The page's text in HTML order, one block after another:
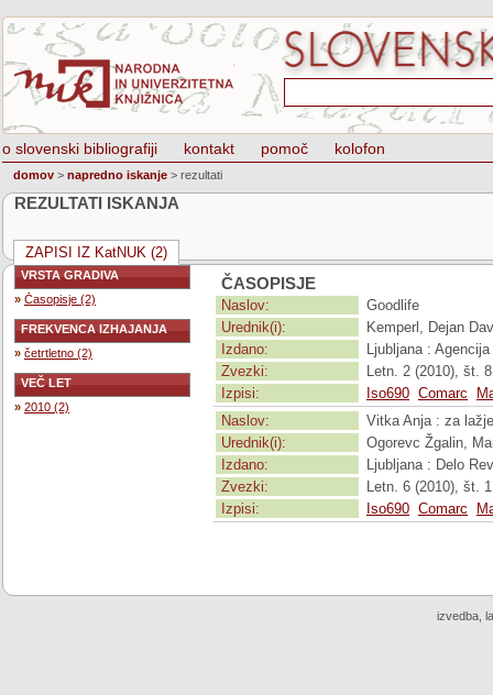
o slovenski bibliografiji kontakt pomoč kolofon
domov > napredno iskanje > rezultati
REZULTATI ISKANJA
ZAPISI IZ KatNUK (2)
VRSTA GRADIVA
» Časopisje (2)
FREKVENCA IZHAJANJA
» četrtletno (2)
VEČ LET
» 2010 (2)
ČASOPISJE
Naslov:
Goodlife
Urednik(i):
Kemperl, Dejan
Izdano:
Ljubljana :
Zvezki:
Letn. 2 (2010), št.
Izpisi:
Iso690 Comarc
Naslov:
Vitka Anja : za
Urednik(i):
Ogorevc Žgalin,
Izdano:
Ljubljana : Delo
Zvezki:
Letn. 6 (2010), št.
Izpisi:
Iso690 Comarc
izvedba,